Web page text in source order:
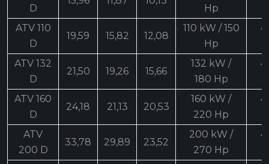
D
Hp
ATV 110
D
19,59 15,82 12,08
110 kW / 150
Hp
ATV 132
D
21,50 19,26 15,66
132 kW /
180 Hp
ATV 160
D
24,18 21,13 20,53
160 kW /
220 Hp
ATV
200 D
33,78 29,89 23,52
200 kW /
270 Hp